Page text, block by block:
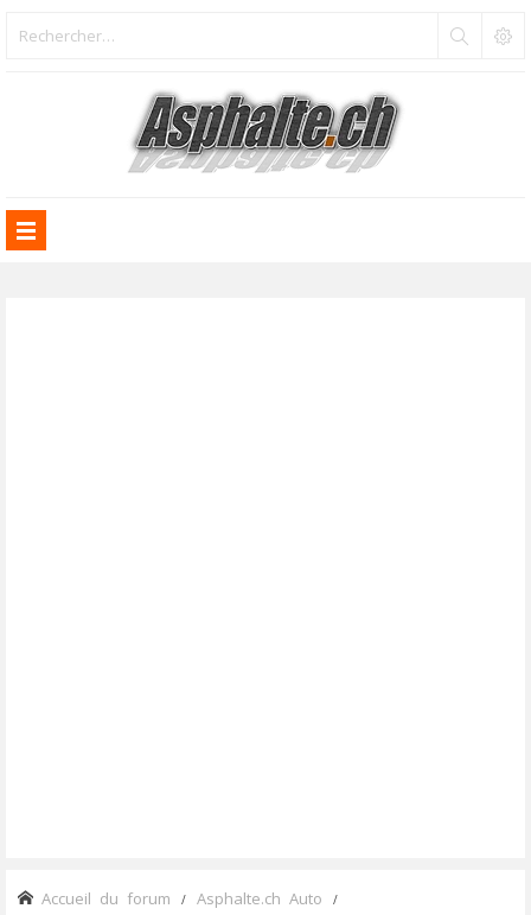
Accueil du forum Asphalte.ch Auto